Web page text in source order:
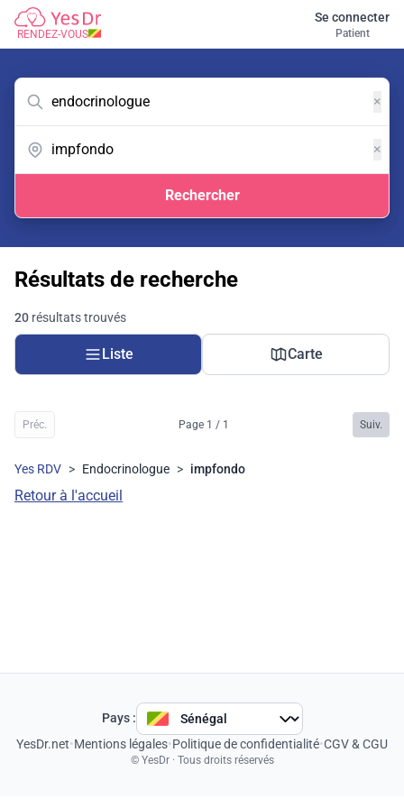
RENDEZ-VOUS
Se connecter
Patient
×
×
Rechercher
Résultats de recherche
20 résultats trouvés
Liste Carte
Préc. Page 1 / 1 Suiv.
Yes RDV > Endocrinologue > impfondo
Retour à l'accueil
Pays :
YesDr.net•Mentions légales•Politique de confidentialité•CGV & CGU
© YesDr · Tous droits réservés